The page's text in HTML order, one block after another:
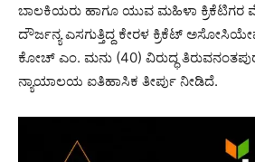
ಬಾಲಕಿಯರು ಹಾಗೂ ಯುವ ಮಹಿಳಾ ಕ್ರಿಕೆಟಿಗರ
ದೌರ್ಜನ್ಯ ಎಸಗುತ್ತಿದ್ದ ಕೇರಳ ಕ್ರಿಕೆಟ್
ಕೋಚ್ ಎಂ. ಮನು (40) ವಿರುದ್ಧ
ನ್ಯಾಯಾಲಯ ಐತಿಹಾಸಿಕ ತೀರ್ಪು ನೀಡಿದೆ.